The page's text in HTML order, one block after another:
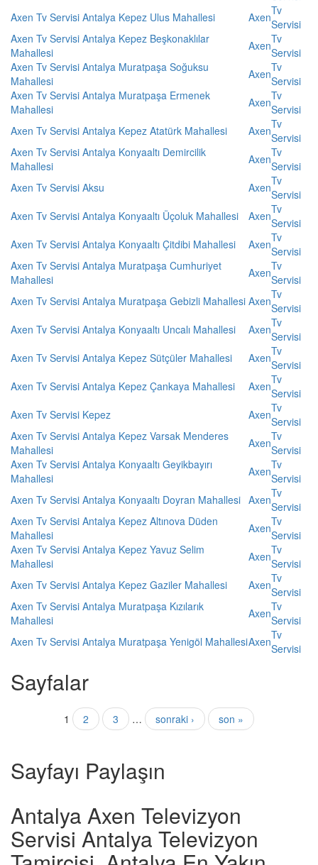
Axen Tv Servisi Antalya Kepez Ulus Mahallesi
AxenTv
Servisi
Axen Tv Servisi Antalya Kepez Beşkonaklılar
Mahallesi
AxenTv
Servisi
Axen Tv Servisi Antalya Muratpaşa Soğuksu
Mahallesi
AxenTv
Servisi
Axen Tv Servisi Antalya Muratpaşa Ermenek
Mahallesi
AxenTv
Servisi
Axen Tv Servisi Antalya Kepez Atatürk Mahallesi
AxenTv
Servisi
Axen Tv Servisi Antalya Konyaaltı Demircilik
Mahallesi
AxenTv
Servisi
Axen Tv Servisi Aksu
AxenTv
Servisi
Axen Tv Servisi Antalya Konyaaltı Üçoluk Mahallesi
AxenTv
Servisi
Axen Tv Servisi Antalya Konyaaltı Çitdibi Mahallesi
AxenTv
Servisi
Axen Tv Servisi Antalya Muratpaşa Cumhuriyet
Mahallesi
AxenTv
Servisi
Axen Tv Servisi Antalya Muratpaşa Gebizli Mahallesi AxenTv
Servisi
Axen Tv Servisi Antalya Konyaaltı Uncalı Mahallesi
AxenTv
Servisi
Axen Tv Servisi Antalya Kepez Sütçüler Mahallesi
AxenTv
Servisi
Axen Tv Servisi Antalya Kepez Çankaya Mahallesi
AxenTv
Servisi
Axen Tv Servisi Kepez
AxenTv
Servisi
Axen Tv Servisi Antalya Kepez Varsak Menderes
Mahallesi
AxenTv
Servisi
Axen Tv Servisi Antalya Konyaaltı Geyikbayırı
Mahallesi
AxenTv
Servisi
Axen Tv Servisi Antalya Konyaaltı Doyran Mahallesi AxenTv
Servisi
Axen Tv Servisi Antalya Kepez Altınova Düden
Mahallesi
AxenTv
Servisi
Axen Tv Servisi Antalya Kepez Yavuz Selim
Mahallesi
AxenTv
Servisi
Axen Tv Servisi Antalya Kepez Gaziler Mahallesi
AxenTv
Servisi
Axen Tv Servisi Antalya Muratpaşa Kızılarık
Mahallesi
AxenTv
Servisi
Axen Tv Servisi Antalya Muratpaşa Yenigöl MahallesiAxenTv
Servisi
Sayfalar
1 2 3 … sonraki › son »
Sayfayı Paylaşın
Antalya Axen Televizyon
Servisi Antalya Televizyon